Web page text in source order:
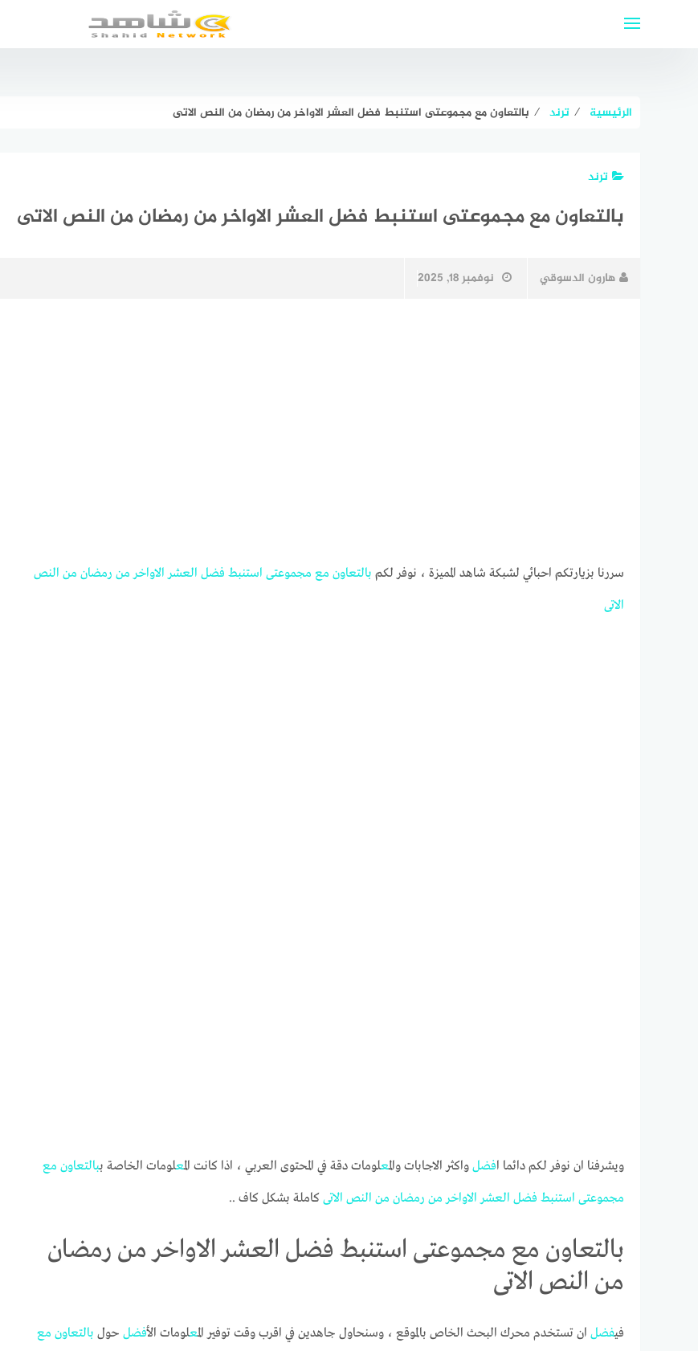
الرئيسية ⁄ ترند ⁄ بالتعاون مع مجموعتى استنبط فضل العشر الاواخر من رمضان من النص الاتى
ترند
بالتعاون مع مجموعتى استنبط فضل العشر الاواخر من رمضان من النص الاتى
هارون الدسوقي نوفمبر 18, 2025
سررنا بزيارتكم احبائي لشبكة شاهد المميزة ، نوفر لكم بالتعاون مع مجموعتى استنبط فضل العشر الاواخر من رمضان من النص
الاتى
ويشرفنا ان نوفر لكم دائما افضل واكثر الاجابات والمعلومات دقة في المحتوى العربي ، اذا كانت المعلومات الخاصة ببالتعاون مع
مجموعتى استنبط فضل العشر الاواخر من رمضان من النص الاتى كاملة بشكل كاف ..
بالتعاون مع مجموعتى استنبط فضل العشر الاواخر من رمضان
من النص الاتى
فيفضل ان تستخدم محرك البحث الخاص بالموقع ، وسنحاول جاهدين في اقرب وقت توفير المعلومات الأفضل حول بالتعاون مع